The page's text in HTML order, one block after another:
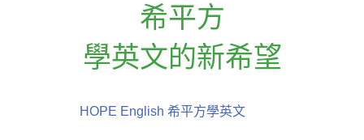
希平方
學英文的新希望
HOPE English 希平方學英文